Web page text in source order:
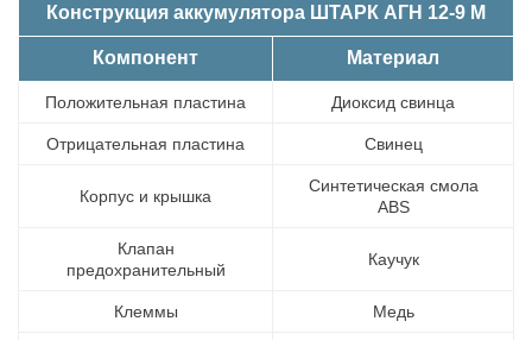
Конструкция аккумулятора ШТАРК АГН 12-9 М
Компонент Материал
Положительная пластина Диоксид свинца
Отрицательная пластина Свинец
Корпус и крышка
Синтетическая смола
ABS
Клапан
предохранительный
Каучук
Клеммы Медь